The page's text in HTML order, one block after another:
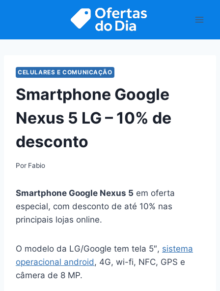
CELULARES E COMUNICAÇÃO
Smartphone Google
Nexus 5 LG – 10% de
desconto
Por Fabio
Smartphone Google Nexus 5 em oferta
especial, com desconto de até 10% nas
principais lojas online.
O modelo da LG/Google tem tela 5″, sistema
operacional android , 4G, wi-fi, NFC, GPS e
câmera de 8 MP.